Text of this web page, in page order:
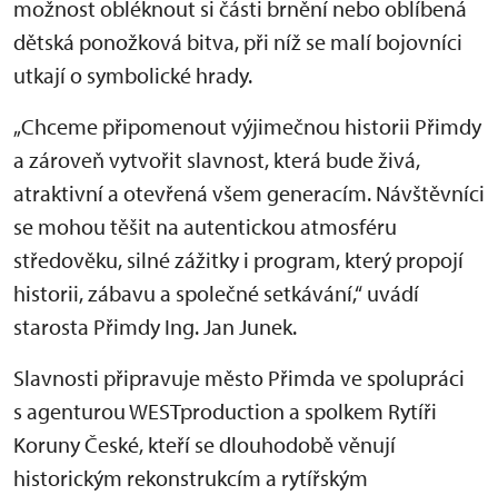
možnost obléknout si části brnění nebo oblíbená
dětská ponožková bitva, při níž se malí bojovníci
utkají o symbolické hrady.
„Chceme připomenout výjimečnou historii Přimdy
a zároveň vytvořit slavnost, která bude živá,
atraktivní a otevřená všem generacím. Návštěvníci
se mohou těšit na autentickou atmosféru
středověku, silné zážitky i program, který propojí
historii, zábavu a společné setkávání,“ uvádí
starosta Přimdy Ing. Jan Junek.
Slavnosti připravuje město Přimda ve spolupráci
s agenturou WESTproduction a spolkem Rytíři
Koruny České, kteří se dlouhodobě věnují
historickým rekonstrukcím a rytířským